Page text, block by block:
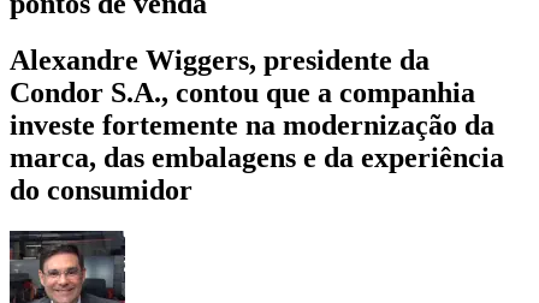
Alexandre Wiggers, presidente da
Condor S.A., contou que a companhia
investe fortemente na modernização da
marca, das embalagens e da experiência
do consumidor